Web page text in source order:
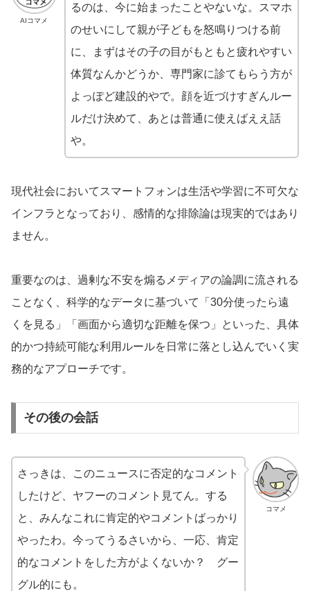
AIコマメ
るのは、今に始まったことやないな。スマホ
のせいにして親が子どもを怒鳴りつける前
に、まずはその子の目がもともと疲れやすい
体質なんかどうか、専門家に診てもらう方が
よっぽど建設的やで。顔を近づけすぎんルー
ルだけ決めて、あとは普通に使えばええ話
や。
現代社会においてスマートフォンは生活や学習に不可欠な
インフラとなっており、感情的な排除論は現実的ではあり
ません。
重要なのは、過剰な不安を煽るメディアの論調に流される
ことなく、科学的なデータに基づいて「30分使ったら遠
くを見る」「画面から適切な距離を保つ」といった、具体
的かつ持続可能な利用ルールを日常に落とし込んでいく実
務的なアプローチです。
その後の会話
コマメ
さっきは、このニュースに否定的なコメント
したけど、ヤフーのコメント見てん。する
と、みんなこれに肯定的やコメントばっかり
やったわ。今ってうるさいから、一応、肯定
的なコメントをした方がよくないか？ グー
グル的にも。